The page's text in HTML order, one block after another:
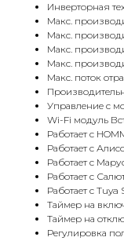
Инверторная
Макс.
Макс.
Макс.
Макс.
Макс. поток
Управление c
Wi-Fi модуль
Работает с
Работает с
Работает с
Работает с
Работает с
Таймер на
Таймер на
Регулировка